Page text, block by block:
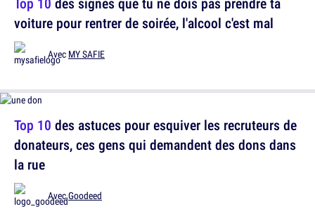
voiture pour rentrer de soirée, l'alcool c'est mal
Avec MY SAFIE
Top 10 des astuces pour esquiver les recruteurs de
donateurs, ces gens qui demandent des dons dans
la rue
AvecGoodeed